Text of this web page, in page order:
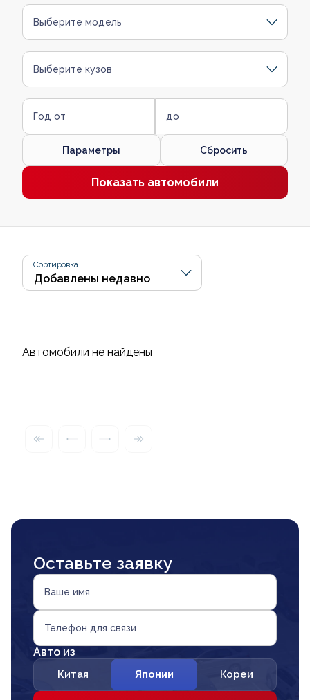
Выберите модель
Выберите кузов
Год от до
Параметры Сбросить
Показать автомобили
Сортировка
Автомобили не найдены
Оставьте заявку
Ваше имя
Телефон для связи
Авто из
Китая Японии Кореи